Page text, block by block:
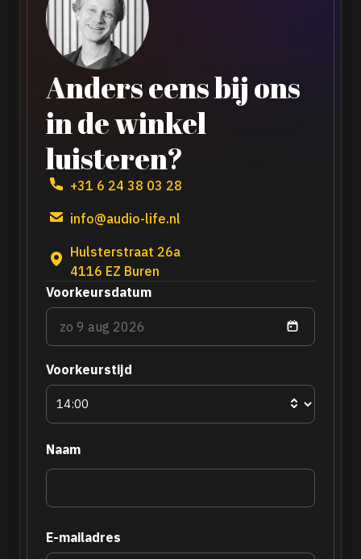
Anders eens bij ons
in de winkel
luisteren?
+31 6 24 38 03 28
info@audio-life.nl
Hulsterstraat 26a
4116 EZ Buren
Voorkeursdatum
Voorkeurstijd
Naam
E-mailadres